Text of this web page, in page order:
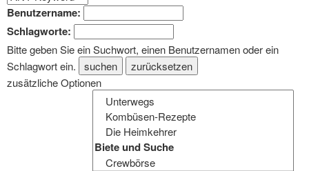
Benutzername:
Schlagworte:
Bitte geben Sie ein Suchwort, einen Benutzernamen oder ein
Schlagwort ein.
suchen
zurücksetzen
zusätzliche Optionen